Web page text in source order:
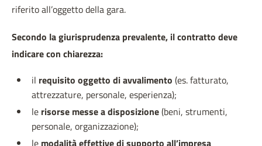
riferito all’oggetto della gara.
Secondo la giurisprudenza prevalente, il contratto deve
indicare con chiarezza:
il requisito oggetto di avvalimento (es. fatturato,
attrezzature, personale, esperienza);
le risorse messe a disposizione(beni, strumenti,
personale, organizzazione);
le modalità effettive di supporto all’impresa